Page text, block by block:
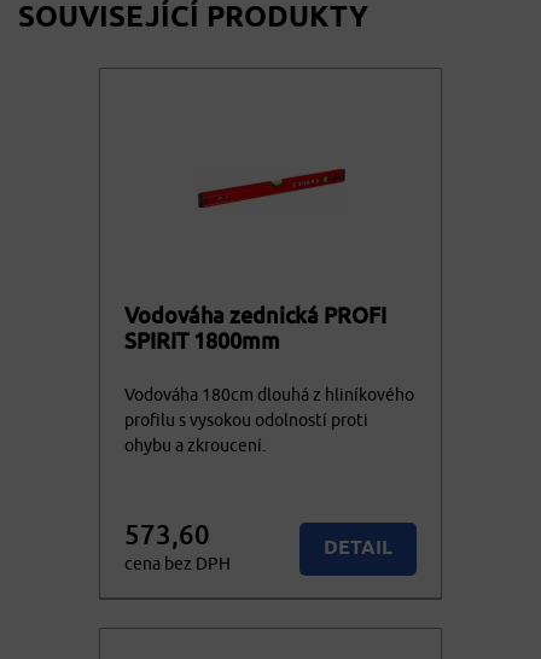
SOUVISEJÍCÍ PRODUKTY
Vodováha zednická PROFI
SPIRIT 1800mm
Vodováha 180cm dlouhá z hliníkového
profilu s vysokou odolností proti
ohybu a zkroucení.
573,60
cena bez DPH
DETAIL
KOUPIT